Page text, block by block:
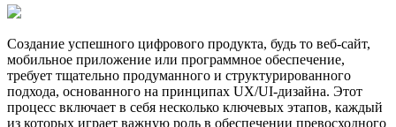
Создание успешного цифрового продукта, будь то веб-сайт,
мобильное приложение или программное обеспечение,
требует тщательно продуманного и структурированного
подхода, основанного на принципах UX/UI-дизайна. Этот
процесс включает в себя несколько ключевых этапов, каждый
из которых играет важную роль в обеспечении превосходного